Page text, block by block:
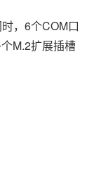
，6个COM口
M.2扩展插槽